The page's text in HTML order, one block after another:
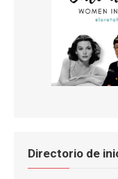
Directorio de